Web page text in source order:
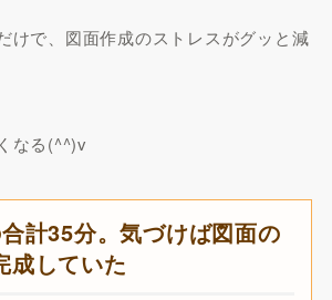
けで、図面作成のストレスがグッと減
なる(^^)v
計35分。気づけば図面の
成していた